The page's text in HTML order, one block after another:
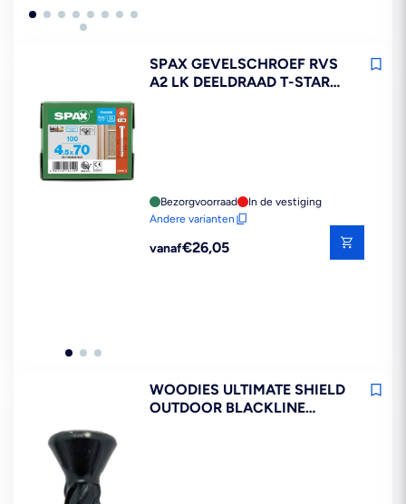
SPAX GEVELSCHROEF RVS
A2 LK DEELDRAAD T-STAR
Bezorgvoorraad
In de vestiging
Andere varianten
Reguliere
vanaf€26,05
WOODIES ULTIMATE SHIELD
OUTDOOR BLACKLINE